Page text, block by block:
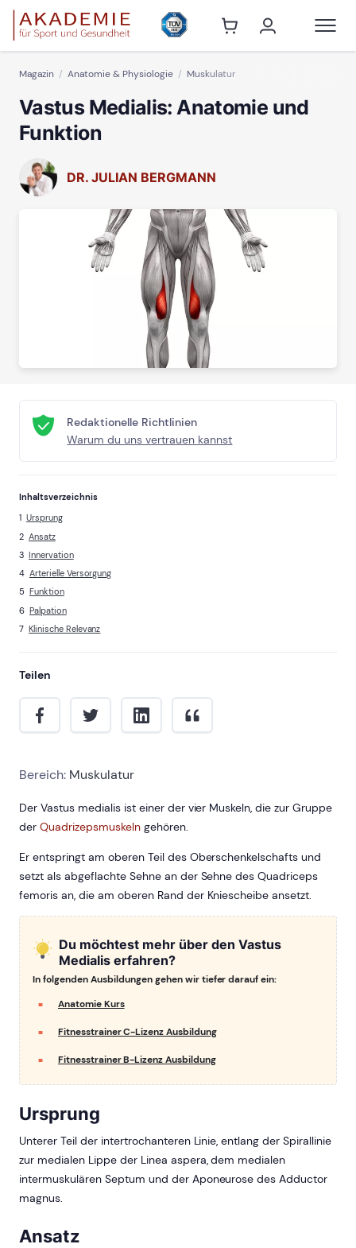
Magazin Anatomie & Physiologie Muskulatur
Vastus Medialis: Anatomie und
Funktion
DR. JULIAN BERGMANN
Redaktionelle Richtlinien
Warum du uns vertrauen kannst
Inhaltsverzeichnis
Ursprung
Ansatz
Innervation
Arterielle Versorgung
Funktion
Palpation
Klinische Relevanz
Teilen
Bereich: Muskulatur
Der Vastus medialis ist einer der vier Muskeln, die zur Gruppe
der Quadrizepsmuskelngehören.
Er entspringt am oberen Teil des Oberschenkelschafts und
setzt als abgeflachte Sehne an der Sehne des Quadriceps
femoris an, die am oberen Rand der Kniescheibe ansetzt.
Du möchtest mehr über den Vastus
Medialis erfahren?
In folgenden Ausbildungen gehen wir tiefer darauf ein:
Anatomie Kurs
Fitnesstrainer C-Lizenz Ausbildung
Fitnesstrainer B-Lizenz Ausbildung
Ursprung
Unterer Teil der intertrochanteren Linie, entlang der Spirallinie
zur medialen Lippe der Linea aspera, dem medialen
intermuskulären Septum und der Aponeurose des Adductor
magnus.
Ansatz